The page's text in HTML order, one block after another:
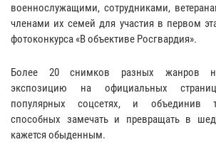
военнослужащими, сотрудниками,
членами их семей для участия в первом
фотоконкурса «В объективе Росгвардия».
Более 20 снимков разных жанров
экспозицию на официальных
популярных соцсетях, и объединив
способных замечать и превращать в
кажется обыденным.